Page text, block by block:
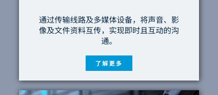
通过传输线路及多媒体设备，将声音、影
像及文件资料互传，实现即时且互动的沟
通。
了解更多